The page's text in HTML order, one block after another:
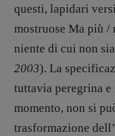
DOSSIER
12
Blade
Editoria
questi, lapidari
mostruose Ma più /
niente di cui non
2003). La
tuttavia peregrina
momento, non si
trasformazione